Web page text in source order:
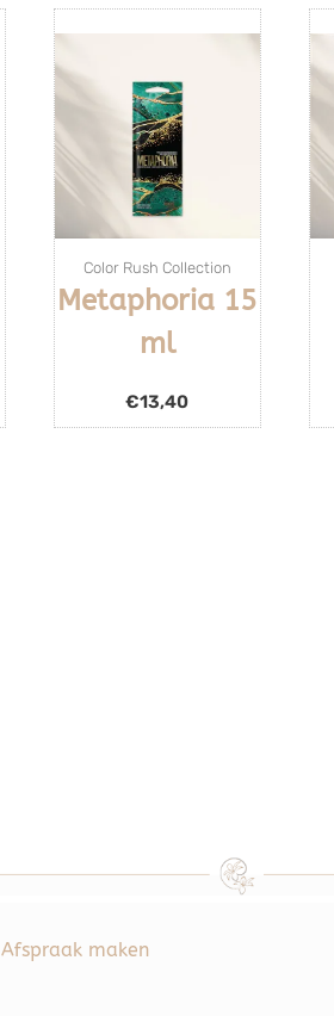
Color Rush Collection
Metaphoria 15
ml
€13,40
Afspraak maken